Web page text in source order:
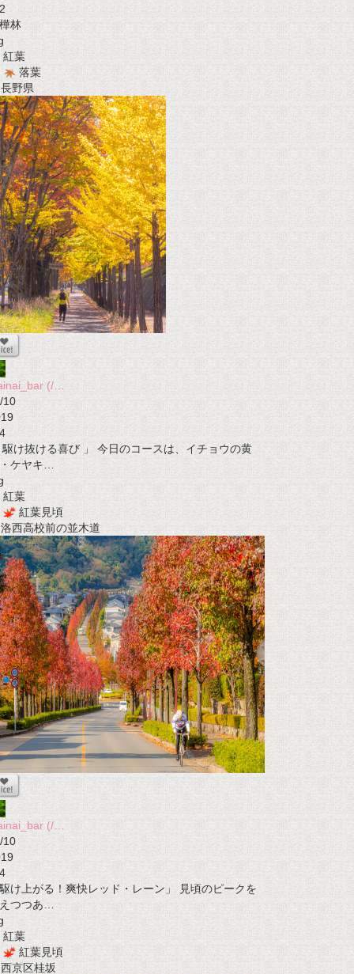
2
林
紅葉
落葉
野県
(/…
10
4
駆け抜ける喜び 」 今日のコースは、イチョウの黄
ケヤキ…
紅葉
紅葉見頃
西高校前の並木道
(/…
10
4
け上がる！爽快レッド・レーン」 見頃のピークを
つつあ…
紅葉
紅葉見頃
京区桂坂